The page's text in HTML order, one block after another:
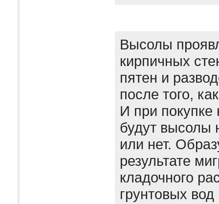
Высолы
кирпичных
пятен и
после того,
И при покупке
будут высолы
или нет.
результате
кладочного
грунтовых